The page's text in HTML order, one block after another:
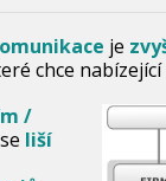
je
chce
/
liší